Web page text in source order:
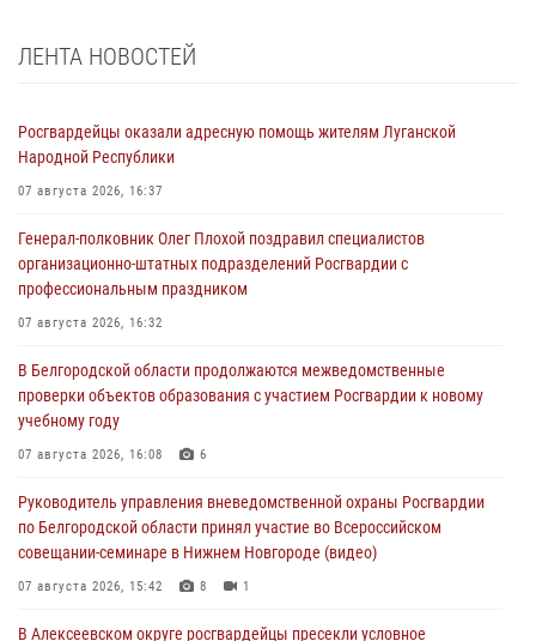
ЛЕНТА НОВОСТЕЙ
Росгвардейцы оказали адресную помощь жителям Луганской
Народной Республики
07 августа 2026, 16:37
Генерал-полковник Олег Плохой поздравил специалистов
организационно-штатных подразделений Росгвардии с
профессиональным праздником
07 августа 2026, 16:32
В Белгородской области продолжаются межведомственные
проверки объектов образования с участием Росгвардии к новому
учебному году
07 августа 2026, 16:08 6
Руководитель управления вневедомственной охраны Росгвардии
по Белгородской области принял участие во Всероссийском
совещании-семинаре в Нижнем Новгороде (видео)
07 августа 2026, 15:42 8 1
В Алексеевском округе росгвардейцы пресекли условное